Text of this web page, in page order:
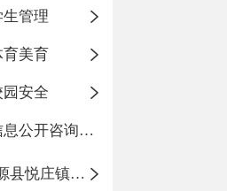
生管理
育美育
园安全
信息公开咨询指南
沂源县悦庄镇青龙山小学